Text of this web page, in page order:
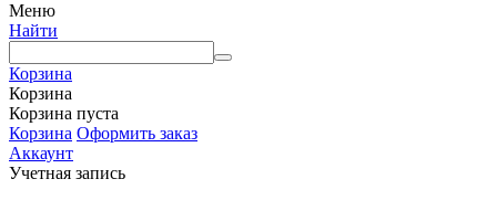
Меню
Найти
Корзина
Корзина
Корзина пуста
Корзина Оформить заказ
Аккаунт
Учетная запись